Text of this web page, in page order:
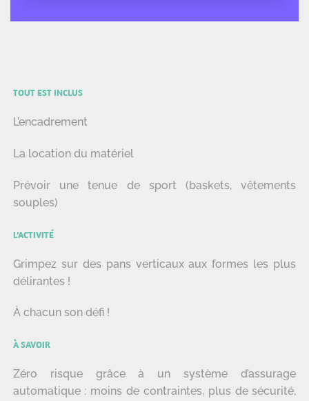
TOUT EST INCLUS
L’encadrement
La location du matériel
Prévoir une tenue de sport (baskets, vêtements
souples)
L’ACTIVITÉ
Grimpez sur des pans verticaux aux formes les plus
délirantes !
À chacun son défi !
À SAVOIR
Zéro risque grâce à un système d’assurage
automatique : moins de contraintes, plus de sécurité,